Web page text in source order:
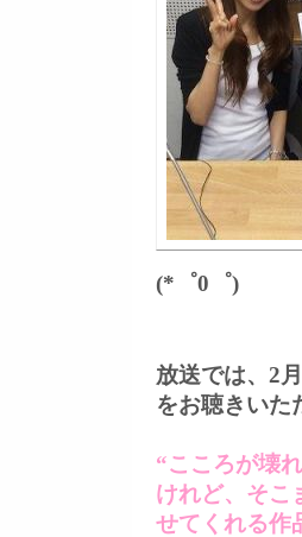
(*゜0゜)
放送では、2
をお聴きいた
“こころが壊
けれど、そこ
せてくれる作